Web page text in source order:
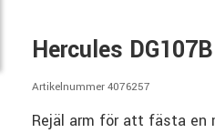
Hercules
Artikelnummer 4076257
Rejäl arm för att fästa en